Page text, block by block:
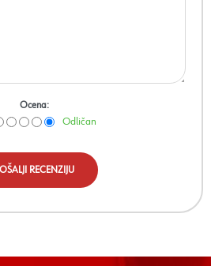
Ocena:
Odličan
RECENZIJU